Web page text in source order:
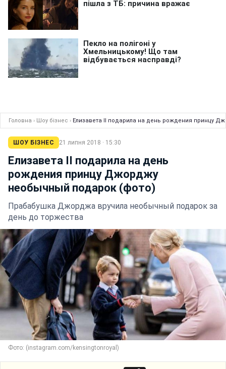
Головна › Шоу бізнес › Елизавета II подарила на день рождения принцу
ШОУ БІЗНЕС 21 липня 2018 · 15:30
Елизавета II подарила на день
рождения принцу Джорджу
необычный подарок (фото)
Прабабушка Джорджа вручила необычный подарок за
день до торжества
Фото: (instagram.com/kensingtonroyal)